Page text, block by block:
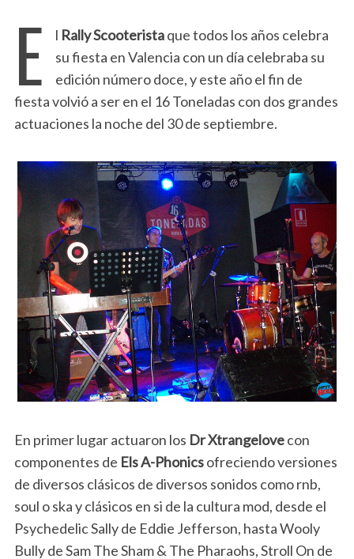
E l Rally Scooteristaque todos los años celebra
su fiesta en Valencia con un día celebraba su
edición número doce, y este año el fin de
fiesta volvió a ser en el 16 Toneladas con dos grandes
actuaciones la noche del 30 de septiembre.
En primer lugar actuaron los Dr Xtrangelovecon
componentes de Els A-Phonicsofreciendo versiones
de diversos clásicos de diversos sonidos como rnb,
soul o ska y clásicos en si de la cultura mod, desde el
Psychedelic Sally de Eddie Jefferson, hasta Wooly
Bully de Sam The Sham & The Pharaohs, Stroll On de